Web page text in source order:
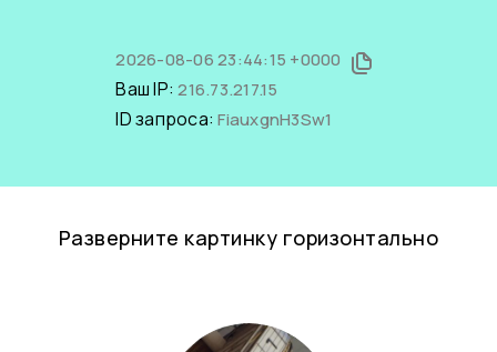
2026-08-06 23:44:15 +0000
Ваш IP:216.73.217.15
ID запроса:FiauxgnH3Sw1
Разверните картинку горизонтально